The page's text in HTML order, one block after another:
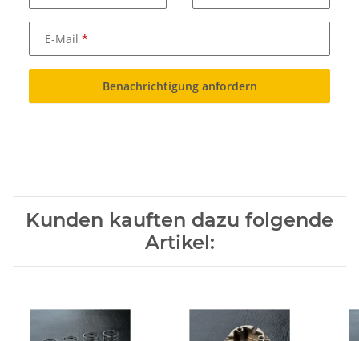
E-Mail
Benachrichtigung anfordern
Kunden kauften dazu folgende
Artikel: